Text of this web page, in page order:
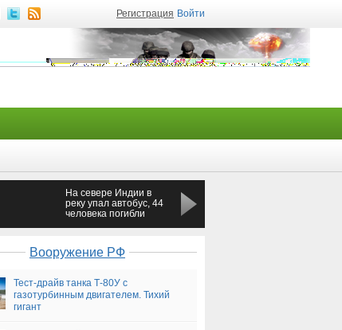
Регистрация Войти
На севере Индии в
реку упал автобус, 44
человека погибли
Вооружение РФ
Тест-драйв танка Т-80У с
газотурбинным двигателем. Тихий
гигант